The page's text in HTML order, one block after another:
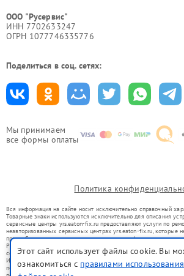
Мы принимаем
все формы оплаты
ООО "Русервис"
ИНН 7702633247
ОГРН 1077746335776
Поделиться в соц. сетях:
Политика
Вся информация на сайте носит исключительно справочный
Товарные знаки используются исключительно для описания
сервисные центры yrs.eaton-fix.ru предоставляют услуги по
неавторизованных сервисных центрах yrs.eaton-fix.ru, которые
правообладателями товарных знаков или их официальными
Ремонт осуществляется для устройств, уже введенных в
со статьей 1487 ГК РФ.
Использование товарных знаков не преследует цели
потребителей в заблуждение, а служит для информирования о
Этот сайт использует файлы cookie. Вы
ознакомиться с правилами использования